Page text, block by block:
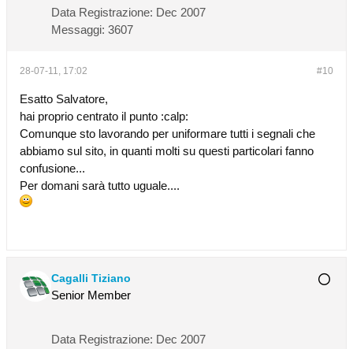
Data Registrazione: Dec 2007
Messaggi: 3607
#10
28-07-11, 17:02
Esatto Salvatore,
hai proprio centrato il punto :calp:
Comunque sto lavorando per uniformare tutti i segnali che
abbiamo sul sito, in quanti molti su questi particolari fanno
confusione...
Per domani sarà tutto uguale....
Cagalli Tiziano
Senior Member
Data Registrazione: Dec 2007